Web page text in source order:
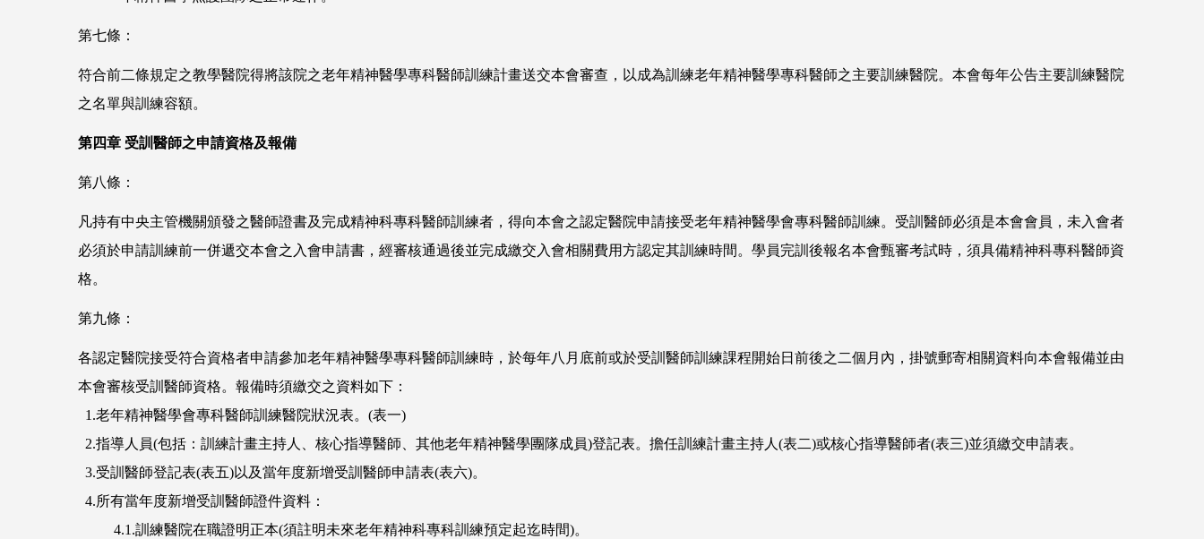
第七條：
符合前二條規定之教學醫院得將該院之老年精神醫學專科醫師訓練計畫送交本會審查，以成為訓練老年精神醫學專科醫師之主要訓練醫院。本會每年公告主要訓練醫院
之名單與訓練容額。
第四章 受訓醫師之申請資格及報備
第八條：
凡持有中央主管機關頒發之醫師證書及完成精神科專科醫師訓練者，得向本會之認定醫院申請接受老年精神醫學會專科醫師訓練。受訓醫師必須是本會會員，未入會者
必須於申請訓練前一併遞交本會之入會申請書，經審核通過後並完成繳交入會相關費用方認定其訓練時間。學員完訓後報名本會甄審考試時，須具備精神科專科醫師資
格。
第九條：
各認定醫院接受符合資格者申請參加老年精神醫學專科醫師訓練時，於每年八月底前或於受訓醫師訓練課程開始日前後之二個月內，掛號郵寄相關資料向本會報備並由
本會審核受訓醫師資格。報備時須繳交之資料如下：
1.老年精神醫學會專科醫師訓練醫院狀況表。(表一)
2.指導人員(包括：訓練計畫主持人、核心指導醫師、其他老年精神醫學團隊成員)登記表。擔任訓練計畫主持人(表二)或核心指導醫師者(表三)並須繳交申請表。
3.受訓醫師登記表(表五)以及當年度新增受訓醫師申請表(表六)。
4.所有當年度新增受訓醫師證件資料：
4.1.訓練醫院在職證明正本(須註明未來老年精神科專科訓練預定起迄時間)。